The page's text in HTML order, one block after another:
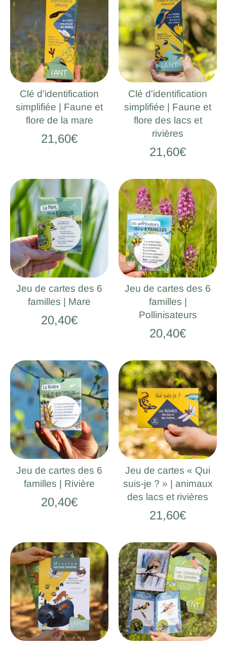
Clé d'identification
simplifiée | Faune et
flore de la mare
21,60€
Clé d'identification
simplifiée | Faune et
flore des lacs et
rivières
21,60€
Jeu de cartes des 6
familles | Mare
20,40€
Jeu de cartes des 6
familles |
Pollinisateurs
20,40€
Jeu de cartes des 6
familles | Rivière
20,40€
Jeu de cartes « Qui
suis-je ? » | animaux
des lacs et rivières
21,60€